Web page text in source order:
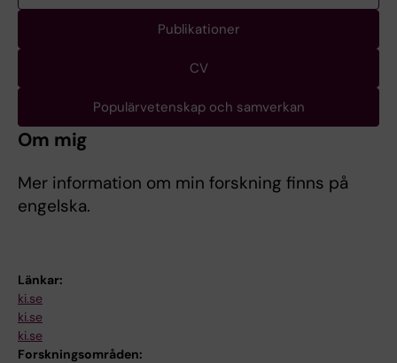
Publikationer
CV
Populärvetenskap och samverkan
Om mig
Mer information om min forskning finns på
engelska.
Länkar:
ki.se
ki.se
ki.se
Forskningsområden: